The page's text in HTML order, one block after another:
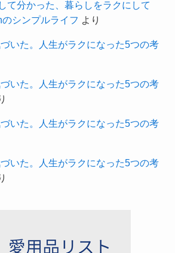
て分かった、暮らしをラクにして
シンプルライフ より
いた。人生がラクになった5つの考
いた。人生がラクになった5つの考
いた。人生がラクになった5つの考
いた。人生がラクになった5つの考